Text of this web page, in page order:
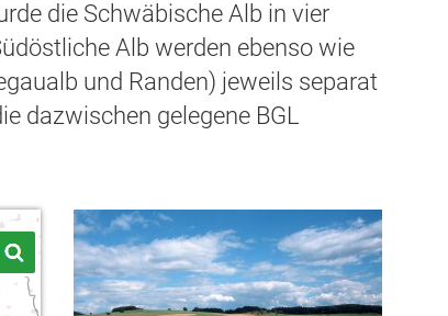
die Schwäbische Alb in vier
Alb werden ebenso wie
und Randen) jeweils separat
dazwischen gelegene BGL